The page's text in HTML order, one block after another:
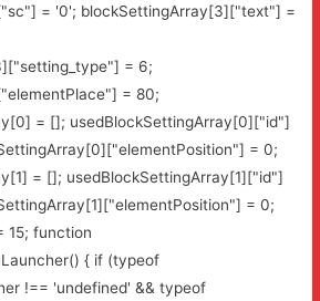
= '0'; blockSettingArray[3]["text"] =
= 6;
= 80;
= []; usedBlockSettingArray[0]["id"]
= 0;
= []; usedBlockSettingArray[1]["id"]
= 0;
15; function
{ if (typeof
!== 'undefined' && typeof